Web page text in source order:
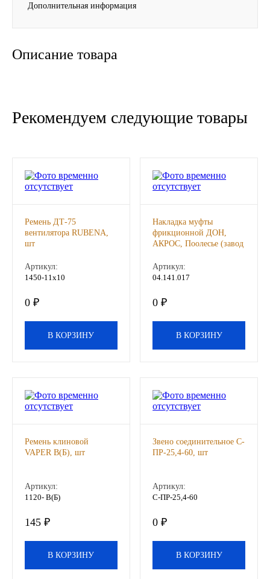
РОСНЕФТЬ
North Sea Lubricants
ГПЗ
ЕПК
Автожидкости
Охлаждающие жидкости
Специальные жидкости
Дополнительная информация
Описание товара
Рекомендуем следующие товары
Ремень ДТ-75
вентилятора RUBENA,
шт
Артикул:
1450-11х10
0 ₽
В КОРЗИНУ
Накладка муфты
фрикционной ДОН,
АКРОС, Поолесье (завод
инженерные разработки,
шт
Артикул:
04.141.017
0 ₽
В КОРЗИНУ
Ремень клиновой
VAPER B(Б), шт
Артикул:
1120- B(Б)
145 ₽
В КОРЗИНУ
Звено соединительное С-
ПР-25,4-60, шт
Артикул:
С-ПР-25,4-60
0 ₽
В КОРЗИНУ